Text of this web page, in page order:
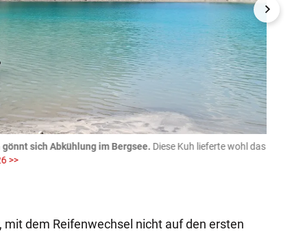
sich Abkühlung im Bergsee. Diese Kuh lieferte wohl das
>>
mit dem Reifenwechsel nicht auf den ersten